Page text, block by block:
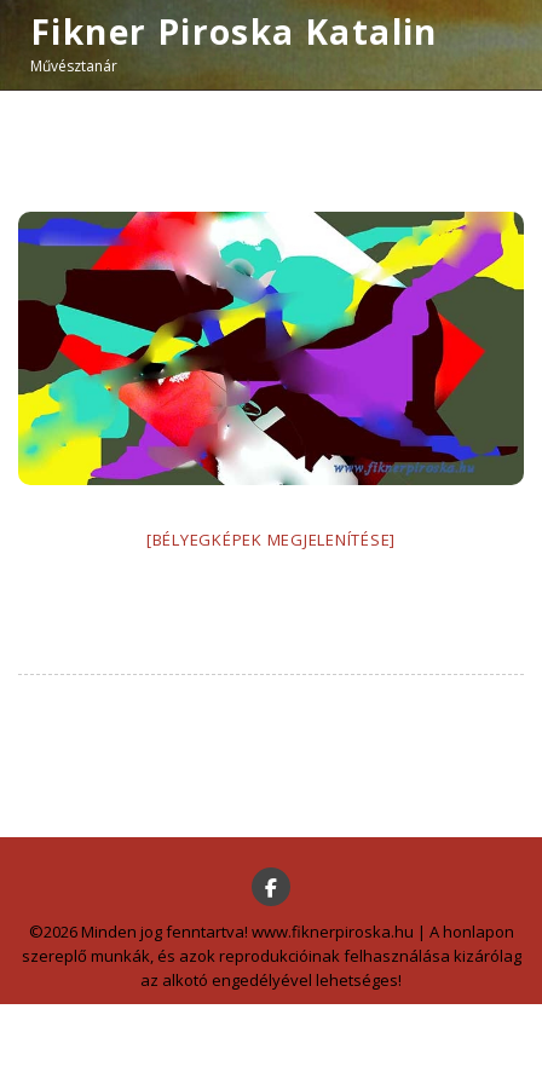
Fikner Piroska Katalin
Művésztanár
[BÉLYEGKÉPEK MEGJELENÍTÉSE]
©2026 Minden jog fenntartva! www.fiknerpiroska.hu | A honlapon
szereplő munkák, és azok reprodukcióinak felhasználása kizárólag
az alkotó engedélyével lehetséges!